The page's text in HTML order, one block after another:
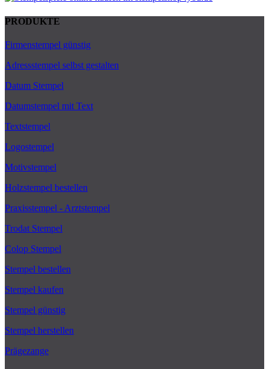
PRODUKTE
Firmenstempel günstig
Adressstempel selbst gestalten
Datum Stempel
Datumstempel mit Text
Textstempel
Logostempel
Motivstempel
Holzstempel bestellen
Praxisstempel - Arztstempel
Trodat Stempel
Colop Stempel
Stempel bestellen
Stempel kaufen
Stempel günstig
Stempel herstellen
Prägezange